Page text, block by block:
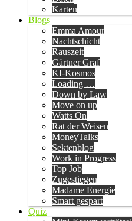
Karten
Blogs
Emma Amour
Nachtschicht
Rauszeit
Gärtner Graf
KI-Kosmos
Loading …
Down by Law
Move on up
Watts On
Rat der Weisen
MoneyTalks
Sektenblog
Work in Progress
Top Job
Zugestiegen
Madame Energie
Smart gespart
Quiz